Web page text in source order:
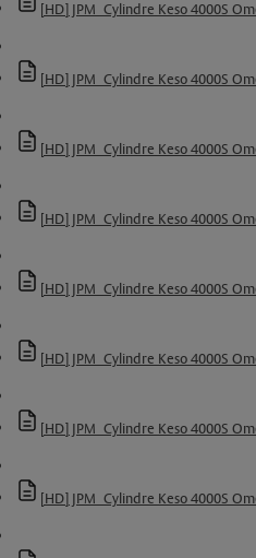
[HD] JPM_Cylindre Keso 4000S
[HD] JPM_Cylindre Keso 4000S
[HD] JPM_Cylindre Keso 4000S
[HD] JPM_Cylindre Keso 4000S
[HD] JPM_Cylindre Keso 4000S
[HD] JPM_Cylindre Keso 4000S
[HD] JPM_Cylindre Keso 4000S
[HD] JPM_Cylindre Keso 4000S